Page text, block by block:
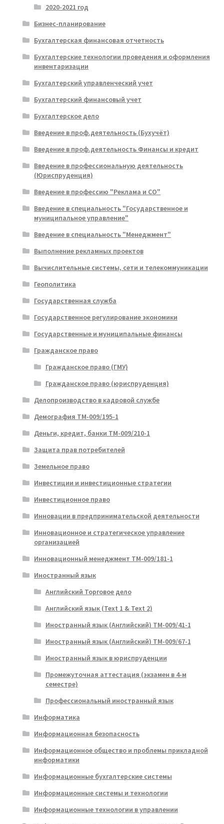
2020-2021 год
Бизнес-планирование
Бухгалтерская финансовая отчетность
Бухгалтерские технологии проведения и оформления
инвентаризации
Бухгалтерский управленческий учет
Бухгалтерский финансовый учет
Бухгалтерское дело
Введение в проф.деятельность (Бухучёт)
Введение в проф.деятельность Финансы и кредит
Введение в профессиональную деятельность
(Юриспруденция)
Введение в профессию "Реклама и СО"
Введение в специальность "Государственное и
муниципальное управление"
Введение в специальность "Менеджмент"
Выполнение рекламных проектов
Вычислительные системы, сети и телекоммуникации
Геополитика
Государственная служба
Государственное регулирование экономики
Государственные и муниципальные финансы
Гражданское право
Гражданское право (ГМУ)
Гражданское право (юриспруденция)
Делопроизводство в кадровой службе
Демография ТМ-009/195-1
Деньги, кредит, банки ТМ-009/210-1
Защита прав потребителей
Земельное право
Инвестиции и инвестиционные стратегии
Инвестиционное право
Инновации в предпринимательской деятельности
Инновационное и стратегическое управление
организацией
Инновационный менеджмент ТМ-009/181-1
Иностранный язык
Английский Торговое дело
Английский язык (Text 1 & Text 2)
Иностранный язык (Английский) ТМ-009/41-1
Иностранный язык (Английский) ТМ-009/67-1
Иностранный язык в юриспруденции
Промежуточная аттестация (экзамен в 4-м
семестре)
Профессиональный иностранный язык
Информатика
Информационная безопасность
Информационное общество и проблемы прикладной
информатики
Информационные бухгалтерские системы
Информационные системы и технологии
Информационные технологии в управлении